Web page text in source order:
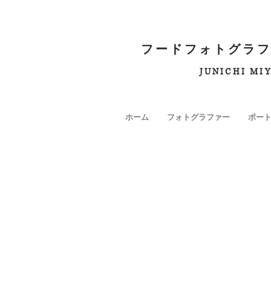
フードフォトグラ
JUNICHI
ホーム フォトグラファー ポー